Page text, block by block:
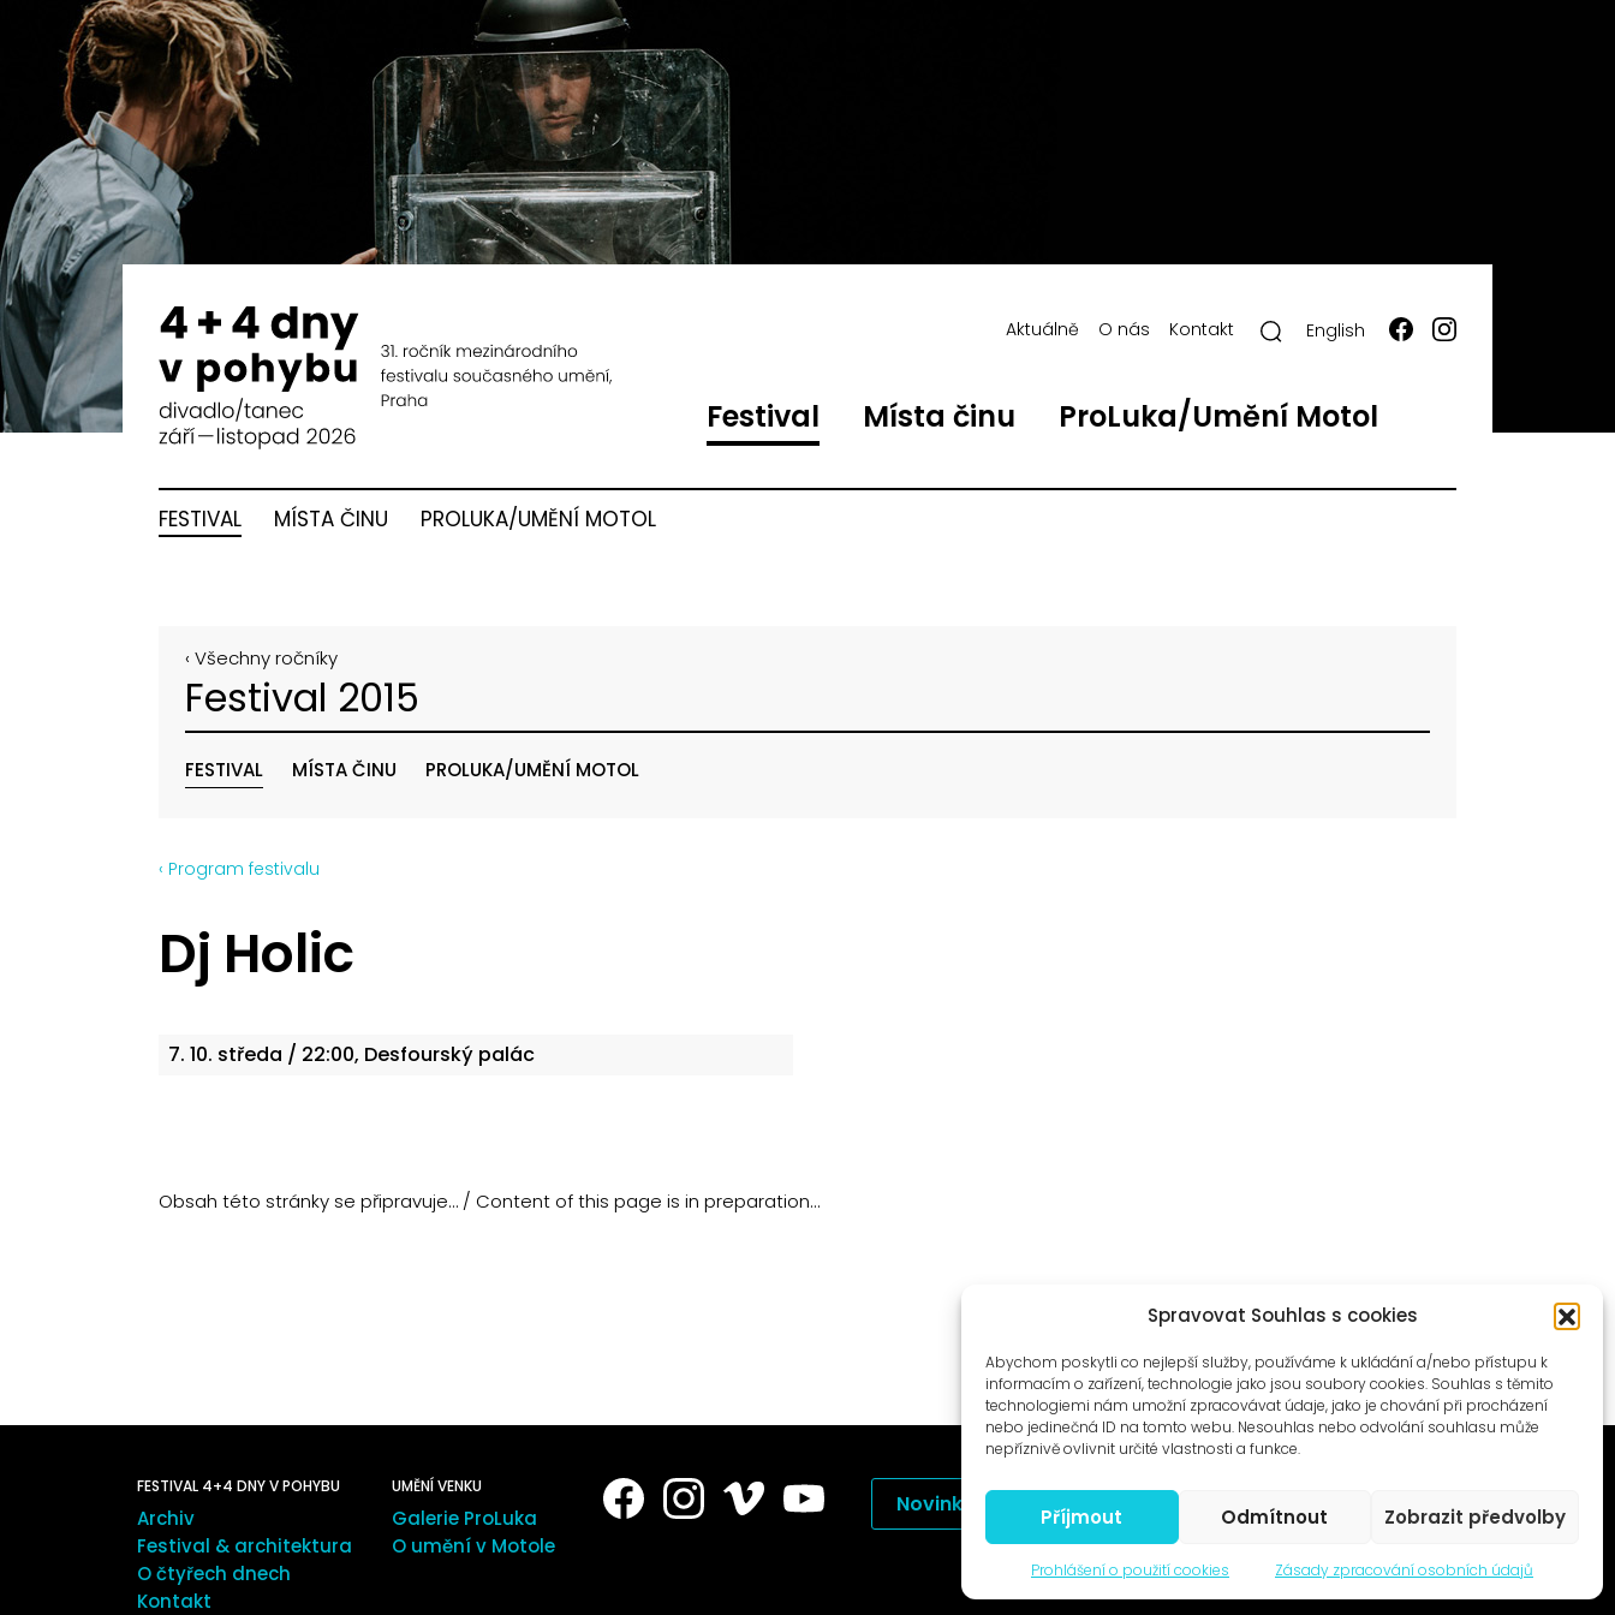
Spravovat Souhlas s cookies
Abychom poskytli co nejlepší služby, používáme k ukládání a/nebo přístupu k
informacím o zařízení, technologie jako jsou soubory cookies. Souhlas s těmito
technologiemi nám umožní zpracovávat údaje, jako je chování při procházení
nebo jedinečná ID na tomto webu. Nesouhlas nebo odvolání souhlasu může
nepříznivě ovlivnit určité vlastnosti a funkce.
Příjmout Odmítnout Zobrazit předvolby
Prohlášení o použití cookies Zásady zpracování osobních údajů
Festival Místa činu ProLuka/Umění Motol
Aktuálně O nás Kontakt English
FESTIVAL MÍSTA ČINU PROLUKA/UMĚNÍ MOTOL
‹ Všechny ročníky
Festival 2015
FESTIVAL MÍSTA ČINU PROLUKA/UMĚNÍ MOTOL
‹ Program festivalu
Dj Holic
7. 10. středa / 22:00, Desfourský palác
Obsah této stránky se připravuje… / Content of this page is in preparation…
FESTIVAL 4+4 DNY V POHYBU
Archiv
Festival & architektura
O čtyřech dnech
Kontakt
UMĚNÍ VENKU
Galerie ProLuka
O umění v Motole
Novinky na e-mail
© 1996–2025